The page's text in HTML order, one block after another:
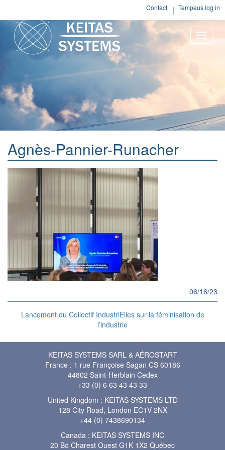
Contact Tempeus log in
Toggle
Agnès-Pannier-Runacher
06/16/23
Lancement du Collectif IndustriElles sur la féminisation de
l’industrie
KEITAS SYSTEMS SARL & AÉROSTART
France : 1 rue Françoise Sagan CS 60186
44802 Saint-Herblain Cedex
+33 (0) 6 63 43 43 33
United Kingdom : KEITAS SYSTEMS LTD
128 City Road, London EC1V 2NX
+44 (0) 7438690134
Canada : KEITAS SYSTEMS INC
20 Bd Charest Ouest G1K 1X2 Québec